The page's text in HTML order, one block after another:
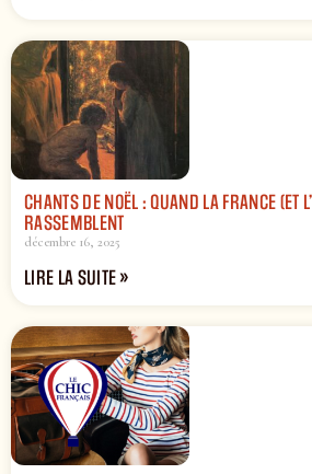
CHANTS DE NOËL : QUAND LA FRANCE (ET
RASSEMBLENT
décembre 16, 2025
LIRE LA SUITE »